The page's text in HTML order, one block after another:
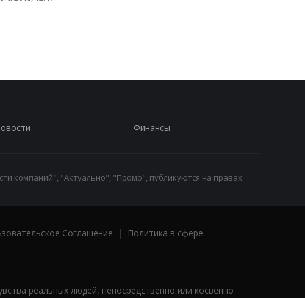
Финансы
компаний", "Актуально", "Промо", публикуются на правах
Соглашение |
Политика в сфере
реальных людей, непосредственно или косвенно